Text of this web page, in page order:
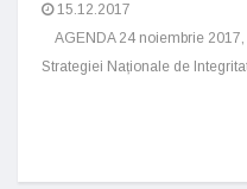
15.12.2017
AGENDA 24 noiembrie
Strategiei Naționale de